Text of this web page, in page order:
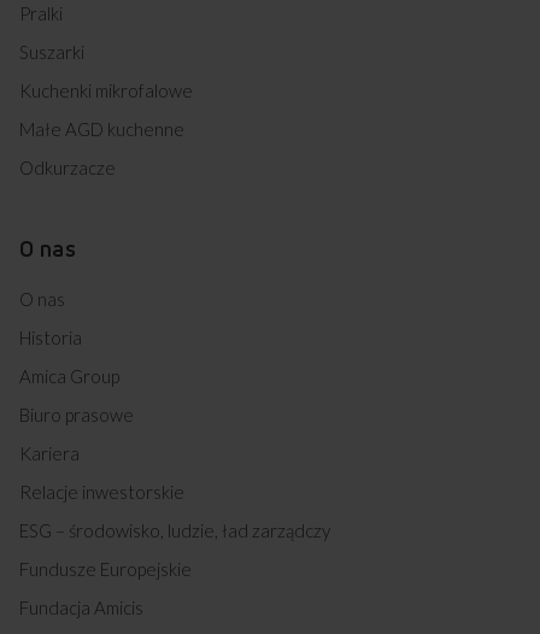
Pralki
Suszarki
Kuchenki mikrofalowe
Małe AGD kuchenne
Odkurzacze
O nas
O nas
Historia
Amica Group
Biuro prasowe
Kariera
Relacje inwestorskie
ESG – środowisko, ludzie, ład zarządczy
Fundusze Europejskie
Fundacja Amicis